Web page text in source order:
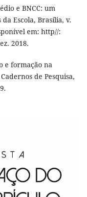
e BNCC: um
Escola, Brasília, v.
em: http//:
2018.
e formação na
de Pesquisa,